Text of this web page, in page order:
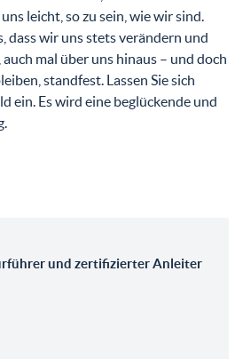
leicht, so zu sein, wie wir sind.
dass wir uns stets verändern und
mal über uns hinaus – und doch
standfest. Lassen Sie sich
ein. Es wird eine beglückende und
und zertifizierter Anleiter